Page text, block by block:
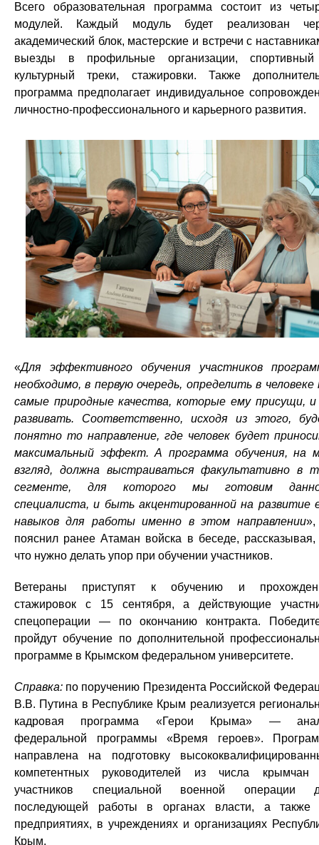
Всего образовательная программа состоит из
модулей. Каждый модуль будет реализован
академический блок, мастерские и встречи с
выезды в профильные организации,
культурный треки, стажировки. Также
программа предполагает индивидуальное
личностно-профессионального и карьерного развития.
«Для эффективного обучения участников
необходимо, в первую очередь, определить в
самые природные качества, которые ему присущи, и
развивать. Соответственно, исходя из этого,
понятно то направление, где человек будет
максимальный эффект. А программа обучения, на
взгляд, должна выстраиваться факультативно в
сегменте, для которого мы готовим
специалиста, и быть акцентированной на развитие
навыков для работы именно в этом направлении
пояснил ранее Атаман войска в беседе, рассказывая,
что нужно делать упор при обучении участников.
Ветераны приступят к обучению и
стажировок с 15 сентября, а действующие
спецоперации — по окончанию контракта.
пройдут обучение по дополнительной
программе в Крымском федеральном университете.
Справка: по поручению Президента Российской
В.В. Путина в Республике Крым реализуется
кадровая программа «Герои Крыма» —
федеральной программы «Время героев».
направлена на подготовку
компетентных руководителей из числа
участников специальной военной операции
последующей работы в органах власти, а также
предприятиях, в учреждениях и организациях
Крым.